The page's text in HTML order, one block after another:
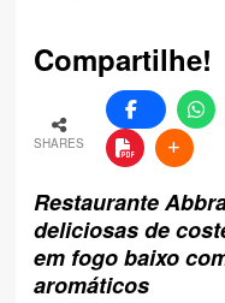
Compartilhe!
SHARES
Restaurante
deliciosas de
em fogo baixo
aromáticos